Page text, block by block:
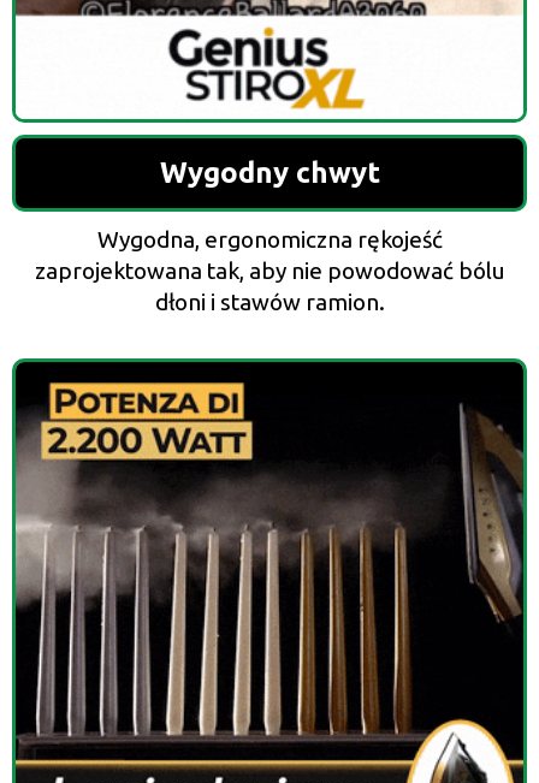
Wygodny chwyt
Wygodna, ergonomiczna rękojeść
zaprojektowana tak, aby nie powodować bólu
dłoni i stawów ramion.